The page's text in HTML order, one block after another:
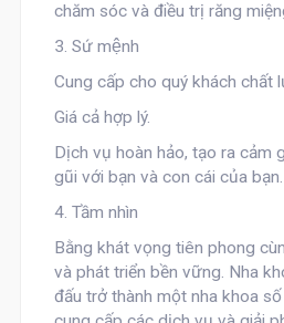
chăm sóc và điều trị răng
3. Sứ mệnh
Cung cấp cho quý khách chất
Giá cả hợp lý.
Dịch vụ hoàn hảo, tạo ra cảm
gũi với bạn và con cái của bạn.
4. Tầm nhìn
Bằng khát vọng tiên phong
và phát triển bền vững. Nha
đấu trở thành một nha khoa